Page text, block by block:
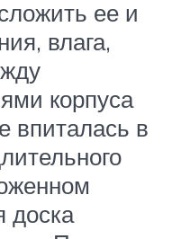
ее и
влага,
корпуса
впиталась в
доска